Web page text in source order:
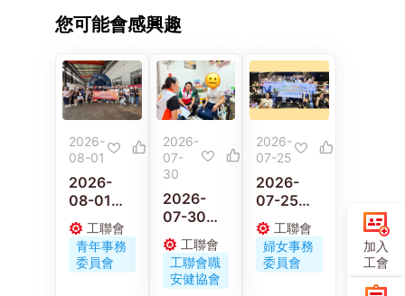
您可能會感興趣
2026-
08-01
2026-
08-01
工聯青年
義工走進
佛山 感受
嶺南工藝
工聯會
青年事務
委員會
2026-
07-
30
2026-
07-30
工聯職安
健協會連
同區議員
古偉冰探
工聯會
工聯會職
安健協會
2026-
07-25
2026-
07-25
工聯會婦
女事務委
員會舉辦
《小蟲蟲
工聯會
婦女事務
委員會
加入
工會